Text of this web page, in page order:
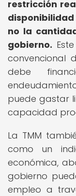
restricción
no la
gobierno.
convencional
debe
puede gastar
capacidad
La TMM
como un
económica,
gobierno
empleo a